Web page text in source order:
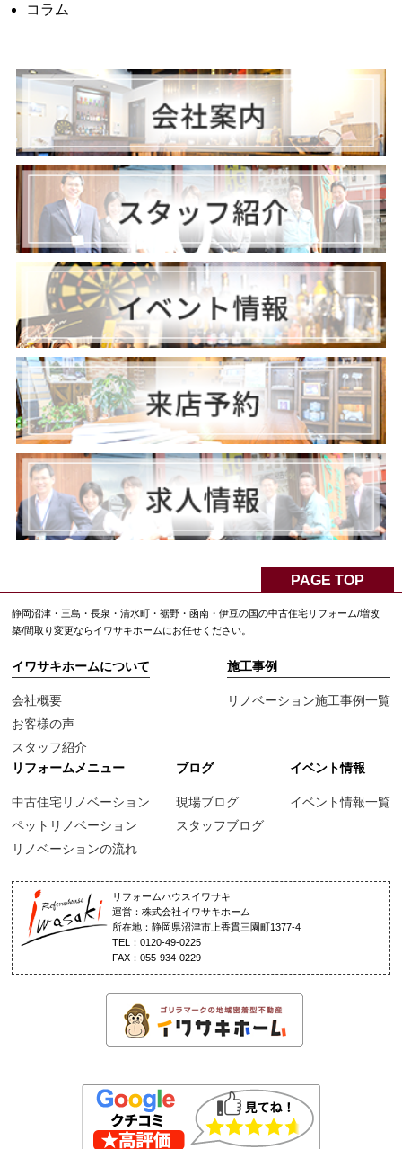
コラム
PAGE TOP
静岡沼津・三島・長泉・清水町・裾野・函南・伊豆の国の中古住宅リフォーム/増改
築/間取り変更ならイワサキホームにお任せください。
イワサキホームについて
会社概要
お客様の声
スタッフ紹介
施工事例
リノベーション施工事例一覧
リフォームメニュー
中古住宅リノベーション
ペットリノベーション
リノベーションの流れ
ブログ
現場ブログ
スタッフブログ
イベント情報
イベント情報一覧
リフォームハウスイワサキ
運営：株式会社イワサキホーム
所在地：静岡県沼津市上香貫三園町1377-4
TEL：0120-49-0225
FAX：055-934-0229